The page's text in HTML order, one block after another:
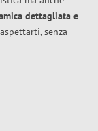
dettagliata e
senza